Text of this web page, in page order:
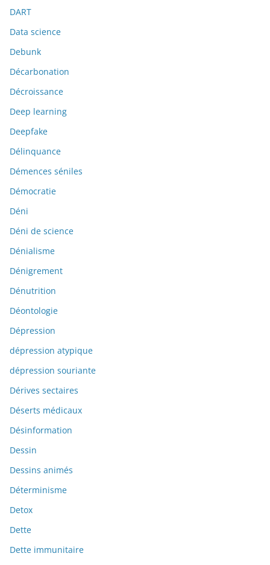
DART
Data science
Debunk
Décarbonation
Décroissance
Deep learning
Deepfake
Délinquance
Démences séniles
Démocratie
Déni
Déni de science
Dénialisme
Dénigrement
Dénutrition
Déontologie
Dépression
dépression atypique
dépression souriante
Dérives sectaires
Déserts médicaux
Désinformation
Dessin
Dessins animés
Déterminisme
Detox
Dette
Dette immunitaire